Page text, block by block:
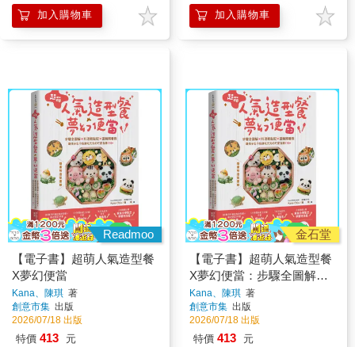
加入購物車 加入購物車
Readmoo
【電子書】超萌人氣造型餐
X夢幻便當
Kana、陳琪 著
創意市集 出版
2026/07/18 出版
特價 413 元
金石堂
【電子書】超萌人氣造型餐
X夢幻便當：步驟全圖解X
料理輕鬆配X圖稿照著做，
讓孩子忍不住就吃光光的可
愛食譜110+
Kana、陳琪 著
創意市集 出版
2026/07/18 出版
特價 413 元